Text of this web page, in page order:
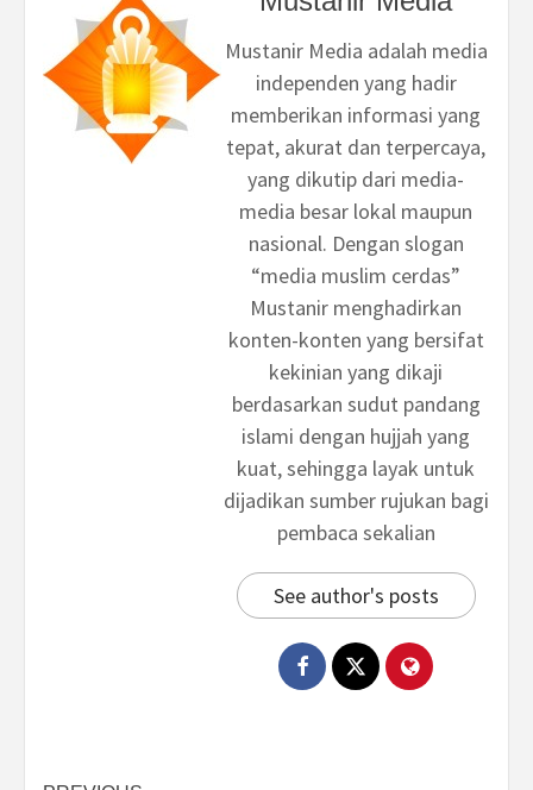
Mustanir Media adalah media
independen yang hadir
memberikan informasi yang
tepat, akurat dan terpercaya,
yang dikutip dari media-
media besar lokal maupun
nasional. Dengan slogan
“media muslim cerdas”
Mustanir menghadirkan
konten-konten yang bersifat
kekinian yang dikaji
berdasarkan sudut pandang
islami dengan hujjah yang
kuat, sehingga layak untuk
dijadikan sumber rujukan bagi
pembaca sekalian
See author's posts